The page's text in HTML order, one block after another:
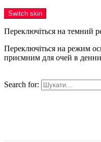
Switch skin
Переключіться на темний
Переключіться на режим
приємним для очей в
Search for: